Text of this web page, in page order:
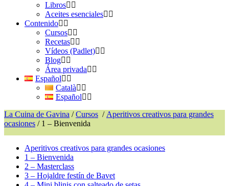
Libros
Aceites esenciales
Contenido
Cursos
Recetas
Vídeos (Padlet)
Blog
Área privada
Español
Català
Español
La Cuina de Gavina /Cursos / Aperitivos creativos para grandes
ocasiones / 1 – Bienvenida
Aperitivos creativos para grandes ocasiones
1 – Bienvenida
2 – Masterclass
3 – Hojaldre festín de Bavet